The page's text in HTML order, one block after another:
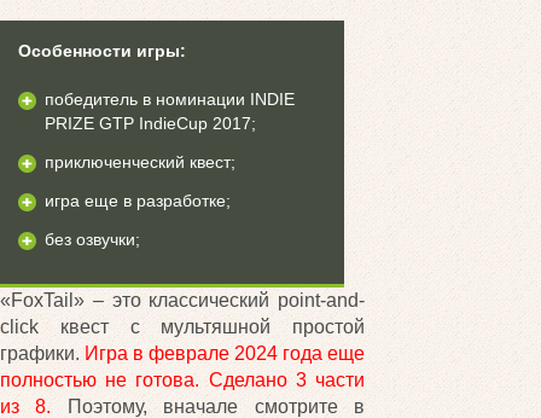
Особенности игры:
победитель в номинации INDIE
PRIZE GTP IndieCup 2017;
приключенческий квест;
игра еще в разработке;
без озвучки;
«FoxTail» – это классический point-and-
click квест с мультяшной простой
графики. Игра в феврале 2024 года еще
полностью не готова. Сделано 3 части
из 8. Поэтому, вначале смотрите в